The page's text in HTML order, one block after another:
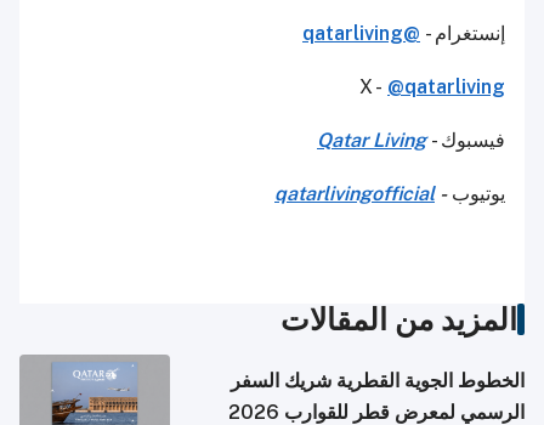
إنستغرام - @qatarliving
X - @qatarliving
فيسبوك -Qatar Living
يوتيوب-
qatarlivingofficial
المزيد من المقالات
الخطوط الجوية القطرية شريك السفر
الرسمي لمعرض قطر للقوارب 2026